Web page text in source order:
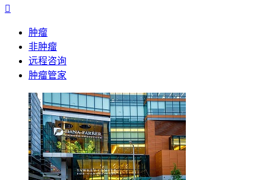

肿瘤
非肿瘤
远程咨询
肿瘤管家